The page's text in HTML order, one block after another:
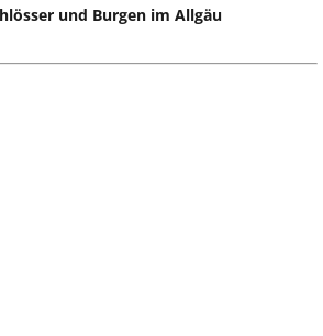
und Burgen im Allgäu